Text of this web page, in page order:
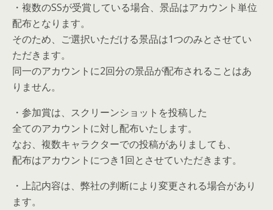
・複数のSSが受賞している場合、景品はアカウント単位
配布となります。
そのため、ご選択いただける景品は1つのみとさせてい
ただきます。
同一のアカウントに2回分の景品が配布されることはあ
りません。
・参加賞は、スクリーンショットを投稿した
全てのアカウントに対し配布いたします。
なお、複数キャラクターでの投稿がありましても、
配布はアカウントにつき1回とさせていただきます。
・上記内容は、弊社の判断により変更される場合があり
ます。